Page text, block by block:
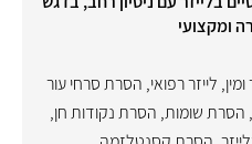
ומקצועי
, לייזר רפואי, הסרת סרחי עור
, הסרת שומות, הסרת נקודות חן,